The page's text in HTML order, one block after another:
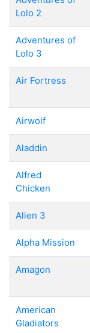
Lolo 2
Adventures of
Lolo 3
Air Fortress
Airwolf
Aladdin
Alfred
Chicken
Alien 3
Alpha Mission
Amagon
American
Gladiators